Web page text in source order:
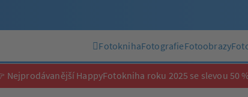
FotoknihaFotografieFotoobrazy
Nejprodávanější HappyFotokniha roku 2025 se slevou 50